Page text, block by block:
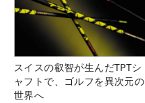
スイスの叡智が生んだTPTシ
ャフトで、ゴルフを異次元の
世界へ